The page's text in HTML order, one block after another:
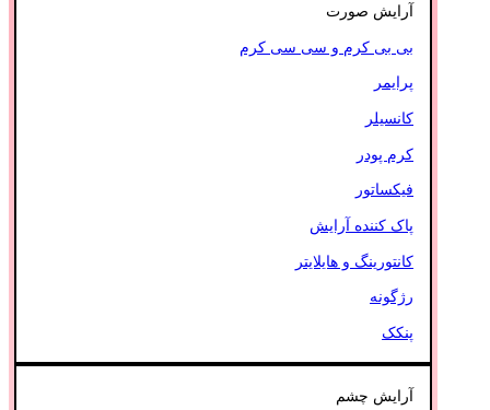
آرایش صورت
بی بی کرم و سی سی کرم
پرایمر
کانسیلر
کرم پودر
فیکساتور
پاک کننده آرایش
کانتورینگ و هایلایتر
رژگونه
پنکک
آرایش چشم